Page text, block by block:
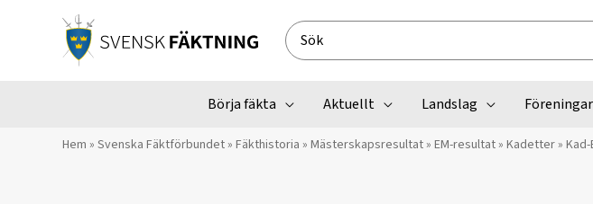
Search
for:
Börja fäkta Aktuellt Landslag Föreningar
Hem » Svenska Fäktförbundet» Fäkthistoria » Mästerskapsresultat» EM-resultat» Kadetter»